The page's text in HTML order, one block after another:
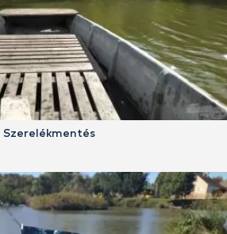
Szerelékmentés